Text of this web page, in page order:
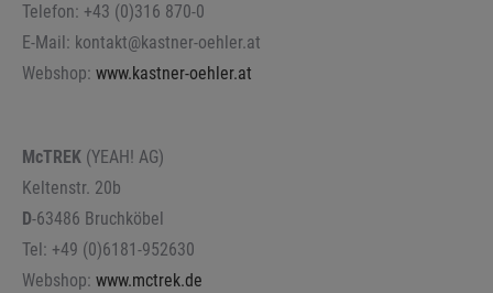
Telefon: +43 (0)316 870-0
E-Mail: kontakt@kastner-oehler.at
Webshop: www.kastner-oehler.at
McTREK (YEAH! AG)
Keltenstr. 20b
D-63486 Bruchköbel
Tel: +49 (0)6181-952630
Webshop: www.mctrek.de